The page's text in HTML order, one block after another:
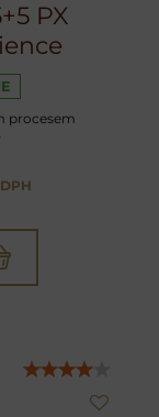
PX
procesem